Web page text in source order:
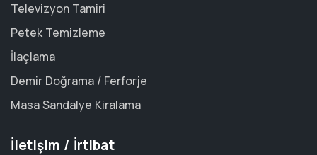
Televizyon Tamiri
Petek Temizleme
İlaçlama
Demir Doğrama / Ferforje
Masa Sandalye Kiralama
İletişim / İrtibat